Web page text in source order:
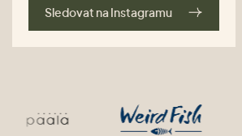
Sledovat na Instagramu